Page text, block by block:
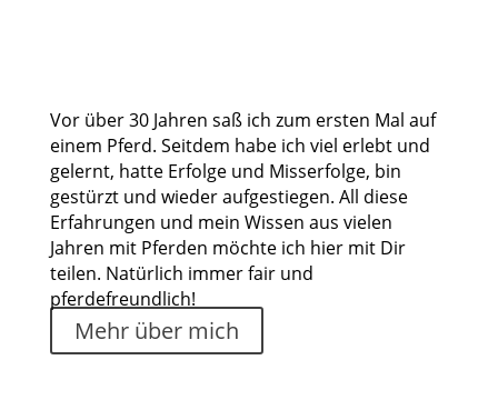
Vor über 30 Jahren saß ich zum ersten Mal auf
einem Pferd. Seitdem habe ich viel erlebt und
gelernt, hatte Erfolge und Misserfolge, bin
gestürzt und wieder aufgestiegen. All diese
Erfahrungen und mein Wissen aus vielen
Jahren mit Pferden möchte ich hier mit Dir
teilen. Natürlich immer fair und
pferdefreundlich!
Mehr über mich